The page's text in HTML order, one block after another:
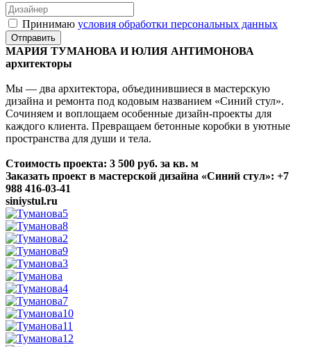
Принимаю условия обработки персональных данных
МАРИЯ ТУМАНОВА И ЮЛИЯ АНТИМОНОВА
архитекторы
Мы — два архитектора, объединившиеся в мастерскую
дизайна и ремонта под кодовым названием «Синий стул».
Сочиняем и воплощаем особенные дизайн-проекты для
каждого клиента. Превращаем бетонные коробки в уютные
пространства для души и тела.
Стоимость проекта: 3 500 руб. за кв. м
Заказать проект в мастерской дизайна «Синий стул»: +7
988 416-03-41
siniystul.ru